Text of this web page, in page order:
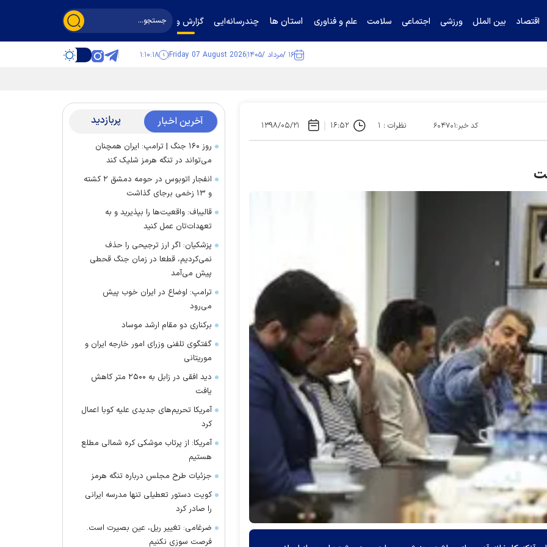
اقتصاد بین الملل ورزشی اجتماعی سلامت علم و فناوری استان ها چندرسانه‌ایی گزارش و گفت‌وگو
۱۶ /مرداد /۱۴۰۵ Friday 07 August 2026 ۱:۱۰:۱۹
کد خبر:۶۰۴۷۰۱ نظرات : ۱ ۱۶:۵۲ ۱۳۹۸/۰۵/۲۱ آخرین اخبار پربازدید
روز ۱۶۰ جنگ | ترامپ: ایران همچنان
می‌تواند در تنگه هرمز شلیک کند
انفجار اتوبوس در حومه دمشق ۲ کشته
و ۱۳ زخمی برجای گذاشت
قالیباف: واقعیت‌ها را بپذیرید و به
تعهدات‌تان عمل کنید
پزشکیان: اگر ارز ترجیحی را حذف
نمی‌کردیم، قطعا در زمان جنگ قحطی
پیش می‌آمد
ترامپ: اوضاع در ایران خوب پیش
می‌رود
برکناری دو مقام ارشد موساد
گفتگوی تلفنی وزرای امور خارجه ایران و
موریتانی
دید افقی در زابل به ۲۵۰۰ متر کاهش
یافت
آمریکا تحریم‌های جدیدی علیه کوبا اعمال
کرد
آمریکا: از پرتاب موشکی کره شمالی مطلع
هستیم
جزئیات طرح مجلس درباره تنگه هرمز
کویت دستور تعطیلی تنها مدرسه ایرانی
را صادر کرد
ضرغامی: تغییر ریل، عین بصیرت است.
فرصت سوزی نکنیم